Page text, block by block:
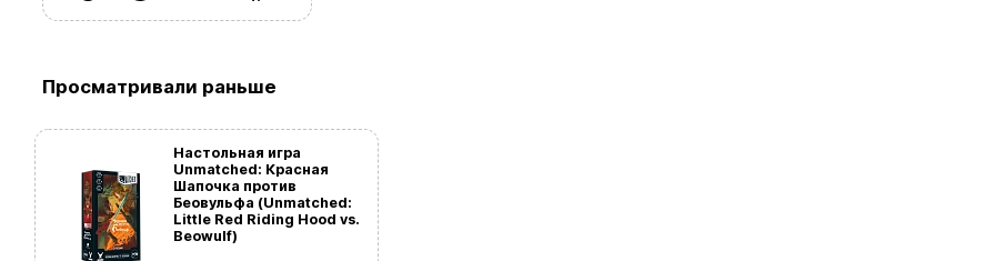
Просматривали раньше
Настольная игра
Unmatched: Красная
Шапочка против
Беовульфа (Unmatched:
Little Red Riding Hood vs.
Beowulf)